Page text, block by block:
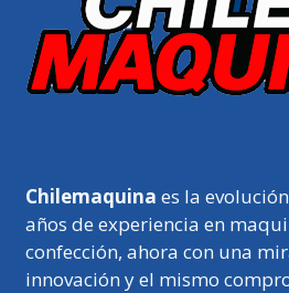
Chilemaquina es la
años de experiencia en
confección, ahora con una
innovación y el mismo